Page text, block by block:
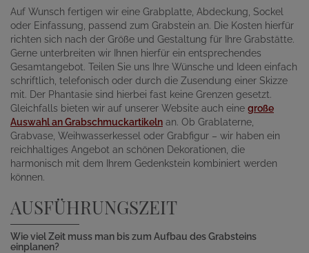
Auf Wunsch fertigen wir eine Grabplatte, Abdeckung, Sockel
oder Einfassung, passend zum Grabstein an. Die Kosten hierfür
richten sich nach der Größe und Gestaltung für Ihre Grabstätte.
Gerne unterbreiten wir Ihnen hierfür ein entsprechendes
Gesamtangebot. Teilen Sie uns Ihre Wünsche und Ideen einfach
schriftlich, telefonisch oder durch die Zusendung einer Skizze
mit. Der Phantasie sind hierbei fast keine Grenzen gesetzt.
Gleichfalls bieten wir auf unserer Website auch eine große
Auswahl an Grabschmuckartikeln an. Ob Grablaterne,
Grabvase, Weihwasserkessel oder Grabfigur – wir haben ein
reichhaltiges Angebot an schönen Dekorationen, die
harmonisch mit dem Ihrem Gedenkstein kombiniert werden
können.
AUSFÜHRUNGSZEIT
Wie viel Zeit muss man bis zum Aufbau des Grabsteins
einplanen?